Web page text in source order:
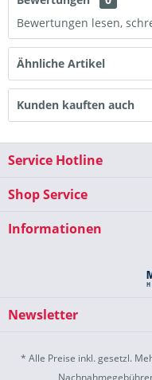
Bewertungen lesen,
Ähnliche Artikel
Kunden kauften auch
Service Hotline
Shop Service
Informationen
Newsletter
* Alle Preise inkl. gesetzl.